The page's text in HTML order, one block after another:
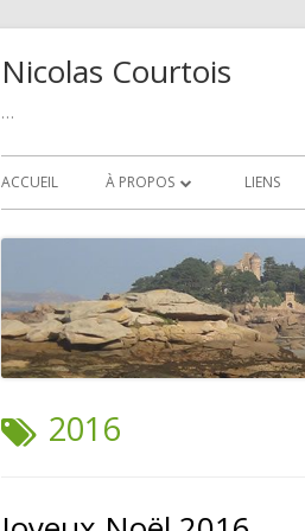
Nicolas Courtois
…
Menu
principal
ACCUEIL À PROPOS LIENS
ÉTIQUETTE :
2016